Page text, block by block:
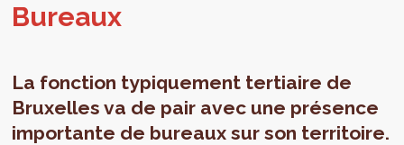
Bureaux
La fonction typiquement tertiaire de
Bruxelles va de pair avec une présence
importante de bureaux sur son territoire.